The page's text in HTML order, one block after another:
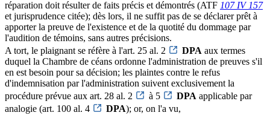
réparation doit résulter de faits précis et démontrés (ATF 107 IV 157
et jurisprudence citée); dès lors, il ne suffit pas de se déclarer prêt à
apporter la preuve de l'existence et de la quotité du dommage par
l'audition de témoins, sans autres précisions.
A tort, le plaignant se réfère à l'art. 25 al. 2
DPA aux termes
duquel la Chambre de céans ordonne l'administration de preuves s'il
en est besoin pour sa décision; les plaintes contre le refus
d'indemnisation par l'administration suivent exclusivement la
procédure prévue aux art. 28 al. 2
à 5 DPA applicable par
analogie (art. 100 al. 4
DPA); or, on l'a vu,